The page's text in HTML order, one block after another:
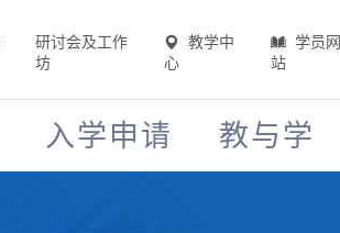
研讨会及工作
坊
教学中
心
学员网
站
入学申请 教与学